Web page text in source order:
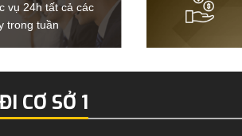
vụ 24h tất cả các
trong tuần
CƠ SỞ 1